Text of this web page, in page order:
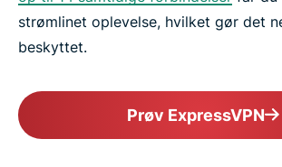
strømlinet oplevelse, hvilket gør det
beskyttet.
Prøv ExpressVPN